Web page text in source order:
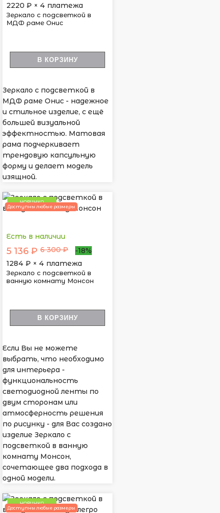
2220 ₽ × 4 платежа
Зеркало с подсветкой в
МДФ раме Онис
В КОРЗИНУ
Зеркало с подсветкой в
МДФ раме Онис - надежное
и стильное изделие, с ещё
большей визуальной
эффектностью. Матовая
рама подчеркивает
трендовую капсульную
форму и делает модель
изящной.
НОВИНКА
Доступны любые размеры
Есть в наличии
5 136 ₽ 6 300 ₽
-18%
1284 ₽ × 4 платежа
Зеркало с подсветкой в
ванную комнату Монсон
В КОРЗИНУ
Если Вы не можете
выбрать, что необходимо
для интерьера -
функциональность
светодиодной ленты по
двум сторонам или
атмосферность решения
по рисунку - для Вас создано
изделие Зеркало с
подсветкой в ванную
комнату Монсон,
сочетающее два подхода в
одной модели.
НОВИНКА
Доступны любые размеры